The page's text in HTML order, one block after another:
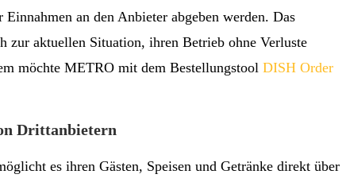
an den Anbieter abgeben werden. Das
zur aktuellen Situation, ihren Betrieb ohne Verluste
möchte METRO mit dem Bestellungstool DISH Order
Drittanbietern
es ihren Gästen, Speisen und Getränke direkt über